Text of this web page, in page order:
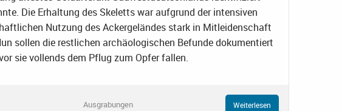
Die Erhaltung des Skeletts war aufgrund der intensiven
Nutzung des Ackergeländes stark in Mitleidenschaft
sollen die restlichen archäologischen Befunde dokumentiert
sie vollends dem Pflug zum Opfer fallen.
Ausgrabungen Weiterlesen